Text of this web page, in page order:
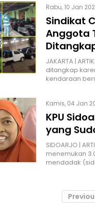
Rabu, 10 Jan
Sindikat
Anggota
JAKARTA |
ditangkap
kendaraan
Kamis, 04 Jan
KPU
yang
SIDOARJO |
menemukan
mendadak